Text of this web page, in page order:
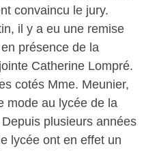
convaincu le jury.
il y a eu une remise
présence de la
Catherine Lompré.
cotés Mme. Meunier,
mode au lycée de la
plusieurs années
lycée ont en effet un